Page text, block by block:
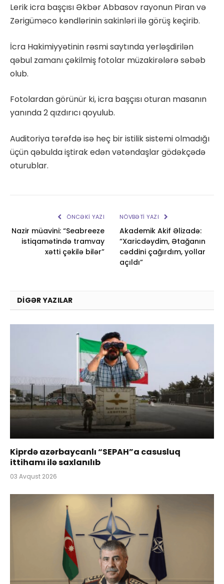
Lerik icra başçısı Əkbər Abbasov rayonun Piran və
Zərigüməco kəndlərinin sakinləri ilə görüş keçirib.
İcra Hakimiyyətinin rəsmi saytında yerləşdirilən
qəbul zamanı çəkilmiş fotolar müzakirələrə səbəb
olub.
Fotolardan görünür ki, icra başçısı oturan masanın
yanında 2 qızdırıcı qoyulub.
Auditoriya tərəfdə isə heç bir istilik sistemi olmadığı
üçün qəbulda iştirak edən vətəndaşlar gödəkçədə
oturublar.
ÖNCƏKI YAZI
Nazir müavini: “Seabreeze
istiqamətində tramvay
xətti çəkilə bilər”
NÖVBƏTI YAZI
Akademik Akif Əlizadə:
“Xaricdəydim, Ətağanın
cəddini çağırdım, yollar
açıldı”
DIGƏR YAZILAR
Kiprdə azərbaycanlı “SEPAH”a casusluq
ittihamı ilə saxlanılıb
03 Avqust 2026